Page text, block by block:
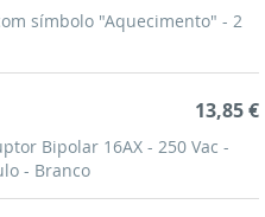
símbolo "Aquecimento" - 2
Bipolar 16AX - 250 Vac -
- Branco
13,85 €